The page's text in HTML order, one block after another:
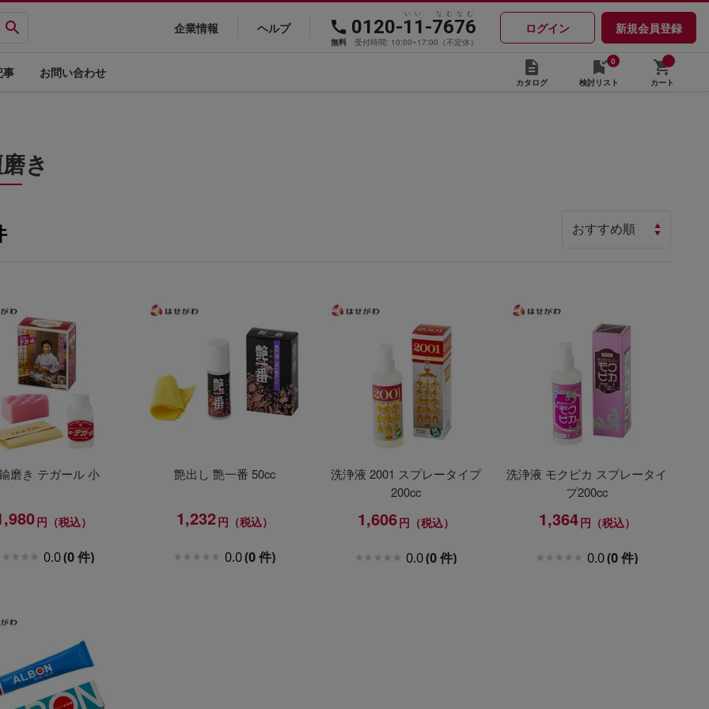
企業情報 ヘルプ
無料
いい なむなむ
0120-11-7676
受付時間: 10:00~17:00（不定休）
ログイン 新規会員登録
事 お問い合わせ
カタログ
0
検討リスト
カート
き
磨き テガール 小
円（税込）
0.0(0 件)
艶出し 艶一番 50cc
1,232円（税込）
0.0(0 件)
洗浄液 2001 スプレータイプ
200cc
1,606円（税込）
0.0(0 件)
洗浄液 モクピカ スプレータイ
プ200cc
1,364円（税込）
0.0(0 件)